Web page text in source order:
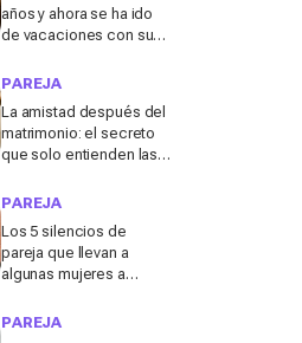
años y ahora se ha ido
de vacaciones con su
70 la sorprendió
PAREJA
La amistad después del
matrimonio: el secreto
que solo entienden las
viudas, según los
PAREJA
Los 5 silencios de
pareja que llevan a
algunas mujeres a
40, según una coach
PAREJA